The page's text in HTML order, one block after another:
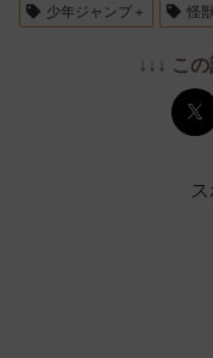
少年ジャンプ＋ 怪
↓↓↓ こ